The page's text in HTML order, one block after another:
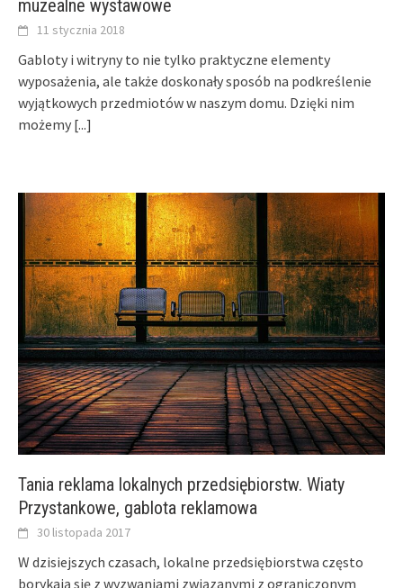
muzealne wystawowe
11 stycznia 2018
Gabloty i witryny to nie tylko praktyczne elementy
wyposażenia, ale także doskonały sposób na podkreślenie
wyjątkowych przedmiotów w naszym domu. Dzięki nim
możemy [...]
Tania reklama lokalnych przedsiębiorstw. Wiaty
Przystankowe, gablota reklamowa
30 listopada 2017
W dzisiejszych czasach, lokalne przedsiębiorstwa często
borykają się z wyzwaniami związanymi z ograniczonym